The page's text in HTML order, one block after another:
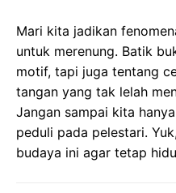
Mari kita jadikan
untuk merenung. Batik
motif, tapi juga tentang
tangan yang tak lelah
Jangan sampai kita
peduli pada pelestari.
budaya ini agar tetap